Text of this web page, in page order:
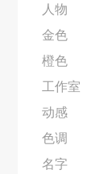
人物
金色
橙色
工作室
动感
色调
名字